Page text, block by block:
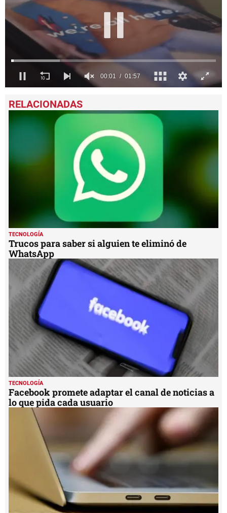
seconds
of
minute,
TECNOLOGÍA
Trucos para saber si alguien te eliminó de
WhatsApp
TECNOLOGÍA
Facebook promete adaptar el canal de noticias a
lo que pida cada usuario